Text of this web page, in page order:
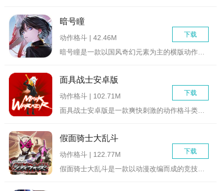
暗号瞳
下载
动作格斗 | 42.46M
暗号瞳是一款以国风奇幻元素为主的横版动作冒险战斗类游戏，在这...
面具战士安卓版
下载
动作格斗 | 102.71M
面具战士安卓版是一款爽快刺激的动作格斗类游戏，游戏中玩家将控...
假面骑士大乱斗
下载
动作格斗 | 122.77M
假面骑士大乱斗是一款以动漫改编而成的竞技格斗游戏，超多的假面...